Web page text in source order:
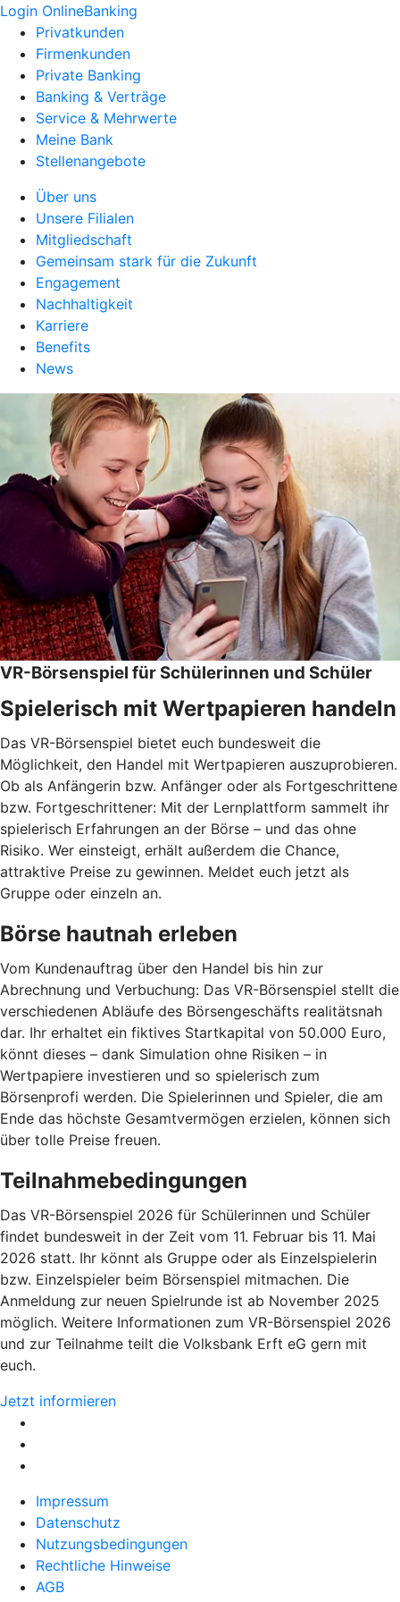
Login OnlineBanking
Privatkunden
Firmenkunden
Private Banking
Banking & Verträge
Service & Mehrwerte
Meine Bank
Stellenangebote
Über uns
Unsere Filialen
Mitgliedschaft
Gemeinsam stark für die Zukunft
Engagement
Nachhaltigkeit
Karriere
Benefits
News
VR-Börsenspiel für Schülerinnen und Schüler
Spielerisch mit Wertpapieren handeln
Das VR-Börsenspiel bietet euch bundesweit die
Möglichkeit, den Handel mit Wertpapieren auszuprobieren.
Ob als Anfängerin bzw. Anfänger oder als Fortgeschrittene
bzw. Fortgeschrittener: Mit der Lernplattform sammelt ihr
spielerisch Erfahrungen an der Börse – und das ohne
Risiko. Wer einsteigt, erhält außerdem die Chance,
attraktive Preise zu gewinnen. Meldet euch jetzt als
Gruppe oder einzeln an.
Börse hautnah erleben
Vom Kundenauftrag über den Handel bis hin zur
Abrechnung und Verbuchung: Das VR-Börsenspiel stellt die
verschiedenen Abläufe des Börsengeschäfts realitätsnah
dar. Ihr erhaltet ein fiktives Startkapital von 50.000 Euro,
könnt dieses – dank Simulation ohne Risiken – in
Wertpapiere investieren und so spielerisch zum
Börsenprofi werden. Die Spielerinnen und Spieler, die am
Ende das höchste Gesamtvermögen erzielen, können sich
über tolle Preise freuen.
Teilnahmebedingungen
Das VR-Börsenspiel 2026 für Schülerinnen und Schüler
findet bundesweit in der Zeit vom 11. Februar bis 11. Mai
2026 statt. Ihr könnt als Gruppe oder als Einzelspielerin
bzw. Einzelspieler beim Börsenspiel mitmachen. Die
Anmeldung zur neuen Spielrunde ist ab November 2025
möglich. Weitere Informationen zum VR-Börsenspiel 2026
und zur Teilnahme teilt die Volksbank Erft eG gern mit
euch.
Jetzt informieren
Impressum
Datenschutz
Nutzungsbedingungen
Rechtliche Hinweise
AGB